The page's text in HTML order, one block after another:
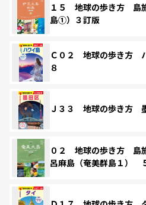
１５ 地球の歩き方 島
島①）３訂版
Ｃ０２ 地球の歩き方
８
Ｊ３３ 地球の歩き方
０２ 地球の歩き方
呂麻島（奄美群島１）